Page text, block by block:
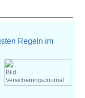
Regeln im
Bild:
VersicherungsJournal